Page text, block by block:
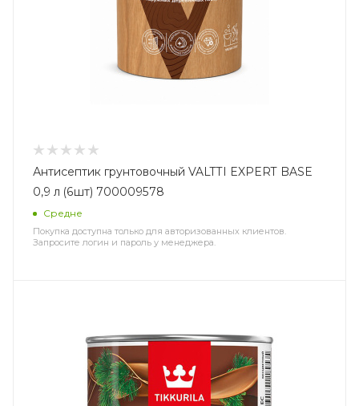
Антисептик грунтовочный VALTTI EXPERT BASE
0,9 л (6шт) 700009578
Средне
Покупка доступна только для авторизованных клиентов.
Запросите логин и пароль у менеджера.